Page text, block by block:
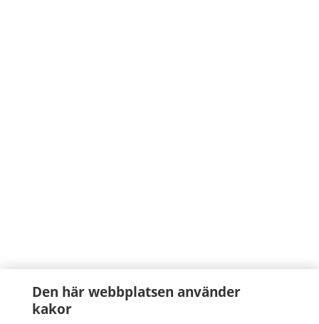
Den här webbplatsen använder
kakor